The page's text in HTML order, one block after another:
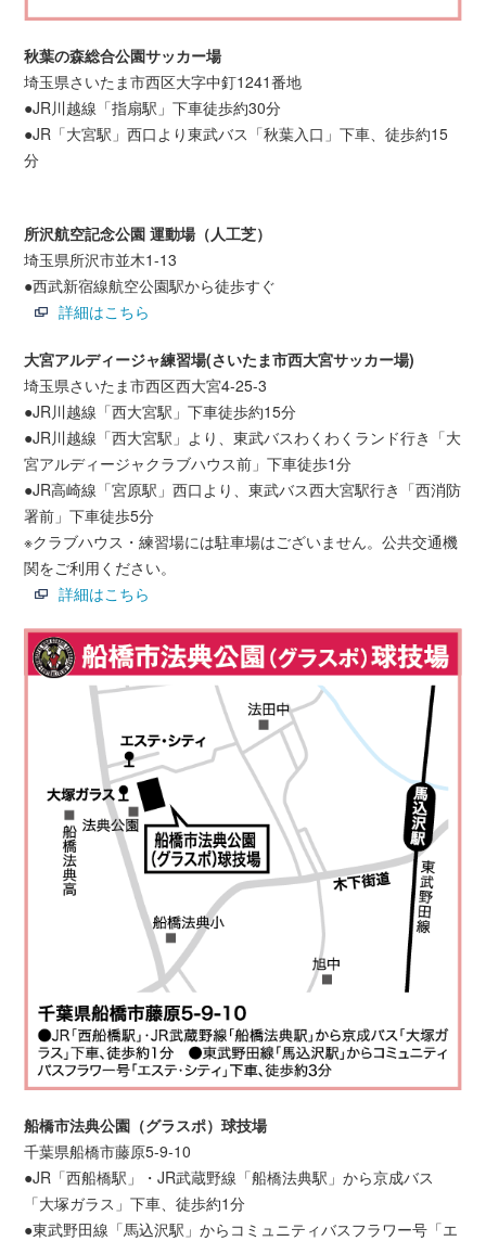
秋葉の森総合公園サッカー場
埼玉県さいたま市西区大字中釘1241番地
●JR川越線「指扇駅」下車徒歩約30分
●JR「大宮駅」西口より東武バス「秋葉入口」下車、徒歩約15
分
所沢航空記念公園 運動場（人工芝）
埼玉県所沢市並木1-13
●西武新宿線航空公園駅から徒歩すぐ
詳細はこちら
大宮アルディージャ練習場(さいたま市西大宮サッカー場)
埼玉県さいたま市西区西大宮4-25-3
●JR川越線「西大宮駅」下車徒歩約15分
●JR川越線「西大宮駅」より、東武バスわくわくランド行き「大
宮アルディージャクラブハウス前」下車徒歩1分
●JR高崎線「宮原駅」西口より、東武バス西大宮駅行き「西消防
署前」下車徒歩5分
※クラブハウス・練習場には駐車場はございません。公共交通機
関をご利用ください。
詳細はこちら
船橋市法典公園（グラスポ）球技場
千葉県船橋市藤原5-9-10
●JR「西船橋駅」・JR武蔵野線「船橋法典駅」から京成バス
「大塚ガラス」下車、徒歩約1分
●東武野田線「馬込沢駅」からコミュニティバスフラワー号「エ